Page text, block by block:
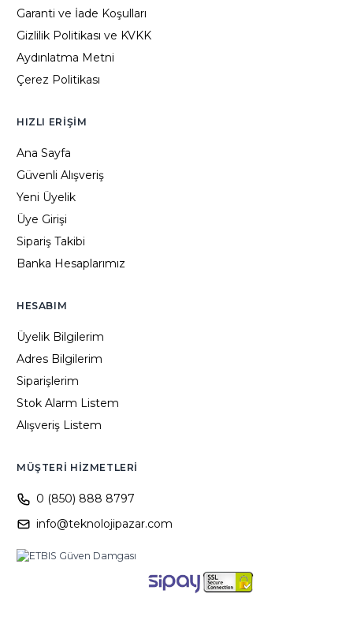
Garanti ve İade Koşulları
Gizlilik Politikası ve KVKK
Aydınlatma Metni
Çerez Politikası
HIZLI ERIŞIM
Ana Sayfa
Güvenli Alışveriş
Yeni Üyelik
Üye Girişi
Sipariş Takibi
Banka Hesaplarımız
HESABIM
Üyelik Bilgilerim
Adres Bilgilerim
Siparişlerim
Stok Alarm Listem
Alışveriş Listem
MÜŞTERI HIZMETLERI
0 (850) 888 8797
info@teknolojipazar.com